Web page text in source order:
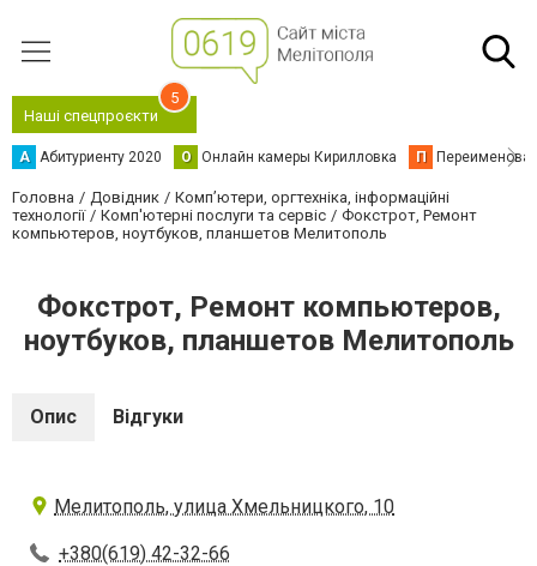
Наші спецпроєкти
5
А Абитуриенту 2020 О Онлайн камеры Кирилловка П
Головна Довідник
Комп’ютери, оргтехніка, інформаційні
технології
Комп'ютерні послуги та сервіс
Фокстрот, Ремонт
компьютеров, ноутбуков, планшетов Мелитополь
Фокстрот, Ремонт компьютеров,
ноутбуков, планшетов Мелитополь
Опис Відгуки
Мелитополь, улица Хмельницкого, 10
+380(619) 42-32-66